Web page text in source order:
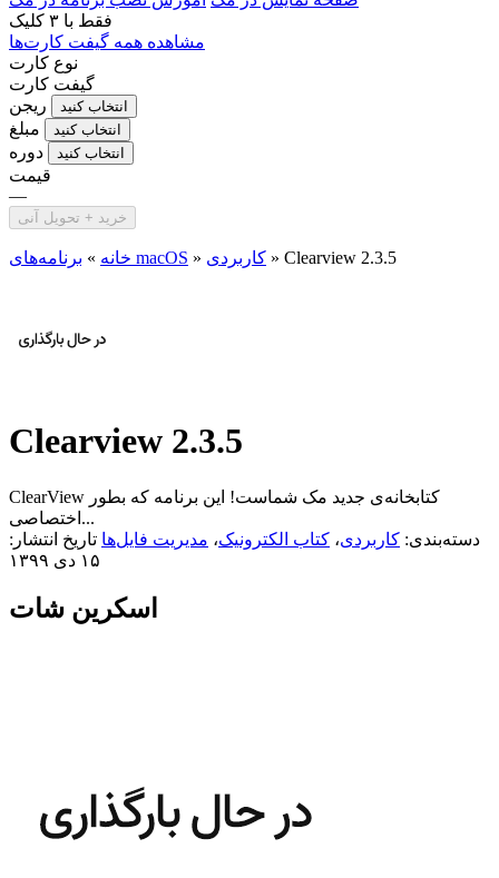
فقط با ۳ کلیک
مشاهده همه گیفت کارت‌ها
نوع کارت
گیفت کارت
ریجن
انتخاب کنید
مبلغ انتخاب کنید
دوره انتخاب کنید
قیمت
—
خرید + تحویل آنی
خانه » برنامه‌های macOS » کاربردی » Clearview 2.3.5
Clearview 2.3.5
ClearView کتابخانه‌ی جدید مک شماست! این برنامه که بطور
اختصاصی...
دسته‌بندی: کاربردی، کتاب الکترونیک، مدیریت فایل‌ها تاریخ انتشار:
۱۵ دی ۱۳۹۹
اسکرین شات